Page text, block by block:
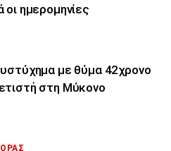
οι ημερομηνίες
με θύμα 42χρονο
στη Μύκονο